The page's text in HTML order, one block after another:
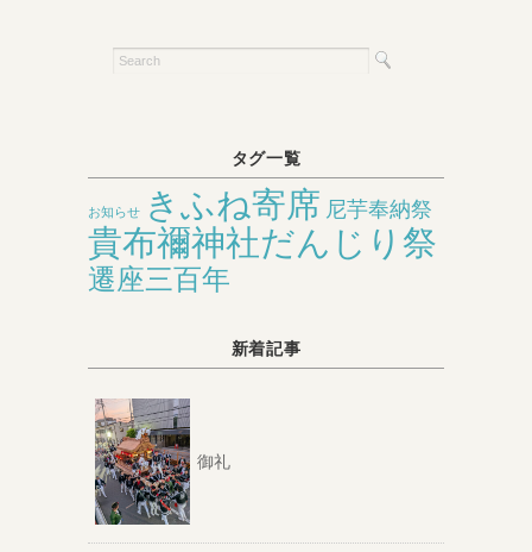
タグ一覧
お知らせ きふね寄席 尼芋奉納祭
貴布禰神社だんじり祭
遷座三百年
新着記事
御礼